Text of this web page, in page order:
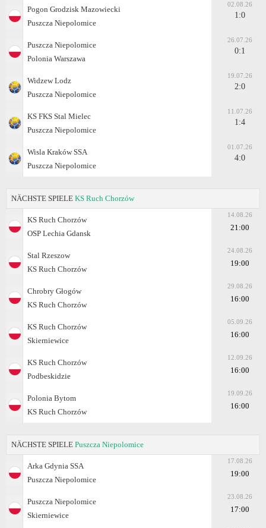
Pogon Grodzisk Mazowiecki
Puszcza Niepolomice
02.08.26
1:0
Puszcza Niepolomice
Polonia Warszawa
26.07.26
0:1
Widzew Lodz
Puszcza Niepolomice
19.07.26
2:0
KS FKS Stal Mielec
Puszcza Niepolomice
11.07.26
1:4
Wisla Kraków SSA
Puszcza Niepolomice
01.07.26
4:0
NÄCHSTE SPIELE KS Ruch Chorzów
KS Ruch Chorzów
OSP Lechia Gdansk
14.08.26
21:00
Stal Rzeszow
KS Ruch Chorzów
24.08.26
19:00
Chrobry Głogów
KS Ruch Chorzów
29.08.26
16:00
KS Ruch Chorzów
Skierniewice
05.09.26
16:00
KS Ruch Chorzów
Podbeskidzie
12.09.26
16:00
Polonia Bytom
KS Ruch Chorzów
19.09.26
16:00
NÄCHSTE SPIELE Puszcza Niepolomice
Arka Gdynia SSA
Puszcza Niepolomice
17.08.26
19:00
Puszcza Niepolomice
Skierniewice
23.08.26
17:00